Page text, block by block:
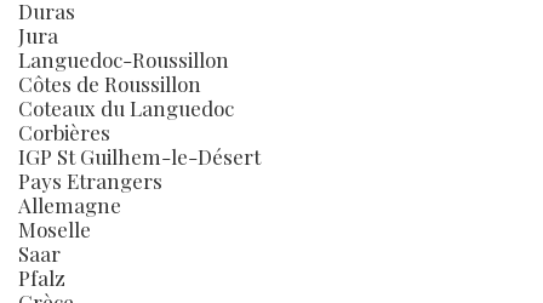
Duras
Jura
Languedoc-Roussillon
Côtes de Roussillon
Coteaux du Languedoc
Corbières
IGP St Guilhem-le-Désert
Pays Etrangers
Allemagne
Moselle
Saar
Pfalz